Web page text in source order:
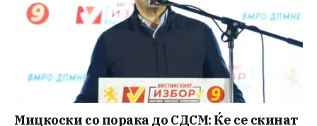
Мицкоски со порака до СДСМ: Ќе се скинат